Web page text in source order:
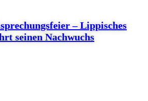
– Lippisches
seinen Nachwuchs